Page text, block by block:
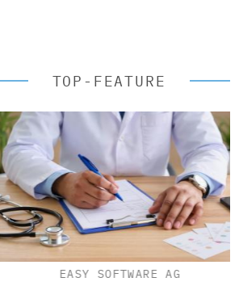
TOP-FEATURE
EASY SOFTWARE AG